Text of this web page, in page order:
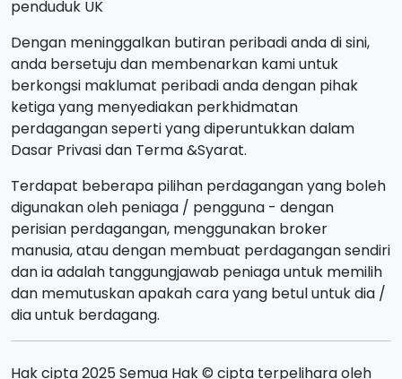
penduduk UK
Dengan meninggalkan butiran peribadi anda di sini,
anda bersetuju dan membenarkan kami untuk
berkongsi maklumat peribadi anda dengan pihak
ketiga yang menyediakan perkhidmatan
perdagangan seperti yang diperuntukkan dalam
Dasar Privasi dan Terma &Syarat.
Terdapat beberapa pilihan perdagangan yang boleh
digunakan oleh peniaga / pengguna - dengan
perisian perdagangan, menggunakan broker
manusia, atau dengan membuat perdagangan sendiri
dan ia adalah tanggungjawab peniaga untuk memilih
dan memutuskan apakah cara yang betul untuk dia /
dia untuk berdagang.
Hak cipta 2025 Semua Hak © cipta terpelihara oleh